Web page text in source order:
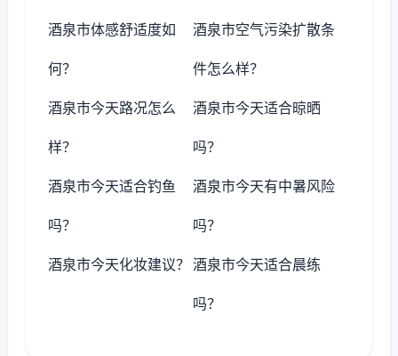
酒泉市体感舒适度如
何？
酒泉市空气污染扩散条
件怎么样？
酒泉市今天路况怎么
样？
酒泉市今天适合晾晒
吗？
酒泉市今天适合钓鱼
吗？
酒泉市今天有中暑风险
吗？
酒泉市今天化妆建议？ 酒泉市今天适合晨练
吗？